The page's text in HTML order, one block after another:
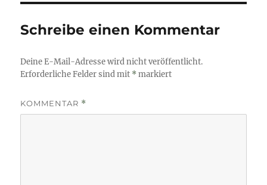
Schreibe einen Kommentar
Deine E-Mail-Adresse wird nicht veröffentlicht.
Erforderliche Felder sind mit *markiert
KOMMENTAR *